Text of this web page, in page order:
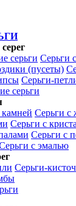
серьги Серьги
(пусеты)
Серьги-
серьги
камней Серьги с
Серьги с
Серьги с
с эмалью
Серьги-